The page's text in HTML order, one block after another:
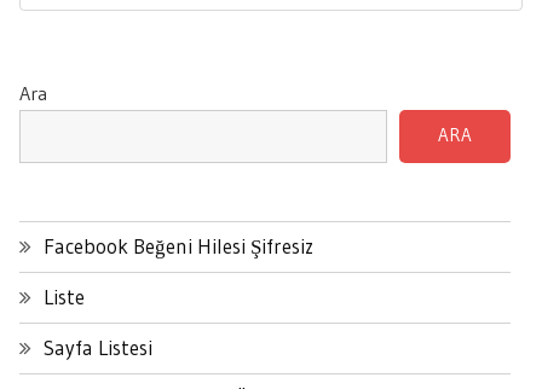
Post:
Ara
ARA
Facebook Beğeni Hilesi Şifresiz
Liste
Sayfa Listesi